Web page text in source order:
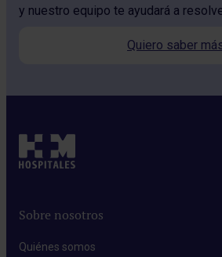
y nuestro equipo te ayudará a
Quiero saber
Sobre nosotros
Quiénes somos​